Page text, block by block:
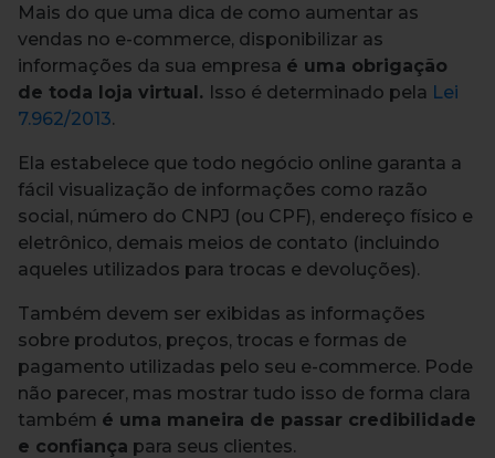
Mais do que uma dica de como aumentar as
vendas no e-commerce, disponibilizar as
informações da sua empresa é uma obrigação
de toda loja virtual. Isso é determinado pela Lei
7.962/2013.
Ela estabelece que todo negócio online garanta a
fácil visualização de informações como razão
social, número do CNPJ (ou CPF), endereço físico e
eletrônico, demais meios de contato (incluindo
aqueles utilizados para trocas e devoluções).
Também devem ser exibidas as informações
sobre produtos, preços, trocas e formas de
pagamento utilizadas pelo seu e-commerce. Pode
não parecer, mas mostrar tudo isso de forma clara
também é uma maneira de passar credibilidade
e confiança para seus clientes.